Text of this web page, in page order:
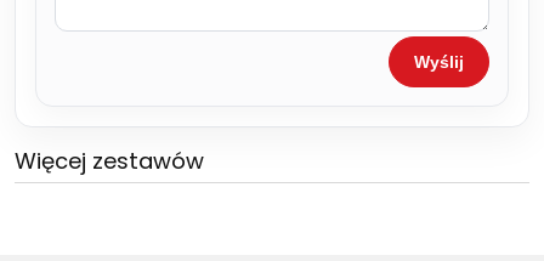
Wyślij
Więcej zestawów